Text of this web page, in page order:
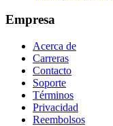
Empresa
Acerca de
Carreras
Contacto
Soporte
Términos
Privacidad
Reembolsos